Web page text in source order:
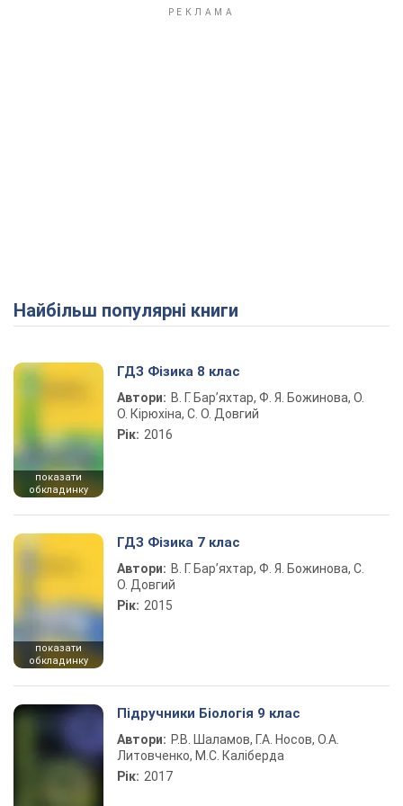
Найбільш популярні книги
показати
обкладинку
ГДЗ Фізика 8 клас
Автори: В. Г. Бар’яхтар, Ф. Я. Божинова, О.
О. Кірюхіна, С. О. Довгий
Рік: 2016
показати
обкладинку
ГДЗ Фізика 7 клас
Автори: В. Г. Бар’яхтар, Ф. Я. Божинова, С.
О. Довгий
Рік: 2015
Підручники Біологія 9 клас
Автори: Р.В. Шаламов, Г.А. Носов, О.А.
Литовченко, М.С. Каліберда
Рік: 2017